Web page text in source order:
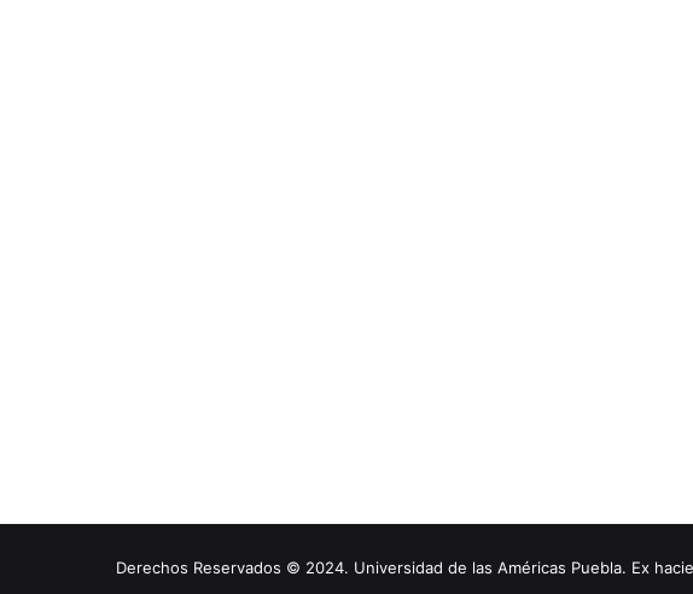
Derechos Reservados © 2024. Universidad de las Américas Puebla. Ex